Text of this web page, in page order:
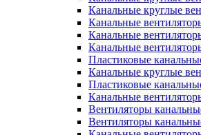
Канальные круглые
Канальные
Канальные
Канальные
Пластиковые
Канальные круглые
Пластиковые
Канальные
Вентиляторы
Вентиляторы